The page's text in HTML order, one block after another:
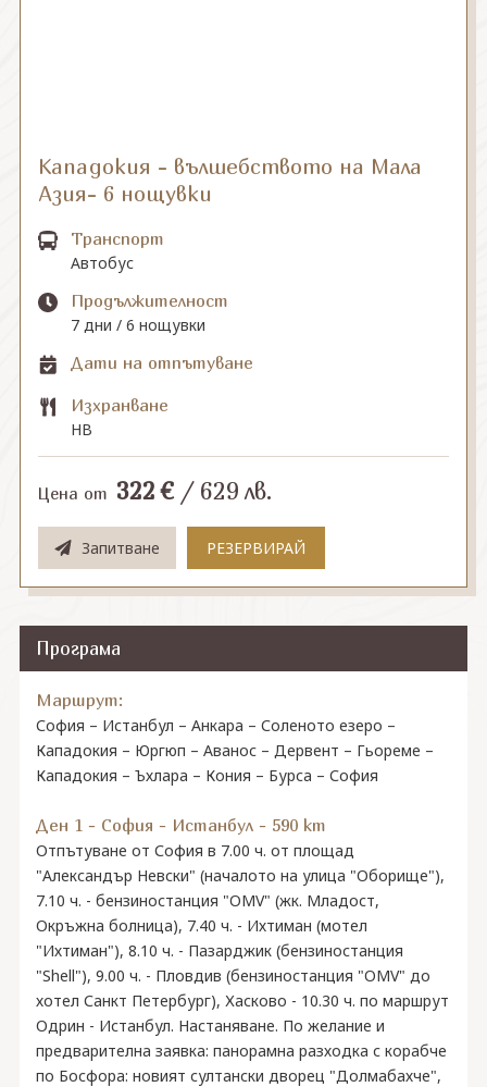
Кападокия - вълшебството на Мала
Азия- 6 нощувки
Транспорт
Автобус
Продължителност
7 дни / 6 нощувки
Дати на отпътуване
Изхранване
HB
Цена от 322 €/ 629 лв.
Запитване РЕЗЕРВИРАЙ
Програма
Маршрут:
София – Истанбул – Анкара – Соленото езеро –
Кападокия – Юргюп – Аванос – Дервент – Гьореме –
Кападокия – Ъхлара – Кония – Бурса – София
Ден 1 - София - Истанбул - 590 km
Отпътуване от София в 7.00 ч. от площад
"Александър Невски" (началото на улица "Оборище"),
7.10 ч. - бензиностанция "OMV" (жк. Младост,
Окръжна болница), 7.40 ч. - Ихтиман (мотел
"Ихтиман"), 8.10 ч. - Пазарджик (бензиностанция
"Shell"), 9.00 ч. - Пловдив (бензиностанция "OMV" до
хотел Санкт Петербург), Хасково - 10.30 ч. по маршрут
Одрин - Истанбул. Настаняване. По желание и
предварителна заявка: панорамна разходка с корабче
по Босфора: новият султански дворец "Долмабахче",